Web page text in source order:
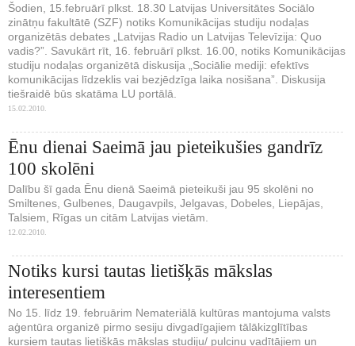
Šodien, 15.februārī plkst. 18.30 Latvijas Universitātes Sociālo
zinātņu fakultātē (SZF) notiks Komunikācijas studiju nodaļas
organizētās debates „Latvijas Radio un Latvijas Televīzija: Quo
vadis?”. Savukārt rīt, 16. februārī plkst. 16.00, notiks Komunikācijas
studiju nodaļas organizētā diskusija „Sociālie mediji: efektīvs
komunikācijas līdzeklis vai bezjēdzīga laika nosišana”. Diskusija
tiešraidē būs skatāma LU portālā.
15.02.2010.
Ēnu dienai Saeimā jau pieteikušies gandrīz
100 skolēni
Dalību šī gada Ēnu dienā Saeimā pieteikuši jau 95 skolēni no
Smiltenes, Gulbenes, Daugavpils, Jelgavas, Dobeles, Liepājas,
Talsiem, Rīgas un citām Latvijas vietām.
12.02.2010.
Notiks kursi tautas lietišķās mākslas
interesentiem
No 15. līdz 19. februārim Nemateriālā kultūras mantojuma valsts
aģentūra organizē pirmo sesiju divgadīgajiem tālākizglītības
kursiem tautas lietišķās mākslas studiju/ pulciņu vadītājiem un